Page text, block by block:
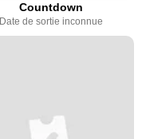
Countdown
Date de sortie inconnue